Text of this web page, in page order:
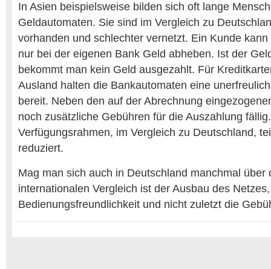
In Asien beispielsweise bilden sich oft lange
Geldautomaten. Sie sind im Vergleich zu
vorhanden und schlechter vernetzt. Ein Kunde
nur bei der eigenen Bank Geld abheben. Ist der
bekommt man kein Geld ausgezahlt. Für
Ausland halten die Bankautomaten eine
bereit. Neben den auf der Abrechnung
noch zusätzliche Gebühren für die Auszahlung
Verfügungsrahmen, im Vergleich zu Deutschland,
reduziert.
Mag man sich auch in Deutschland manchmal über
internationalen Vergleich ist der Ausbau des
Bedienungsfreundlichkeit und nicht zuletzt die